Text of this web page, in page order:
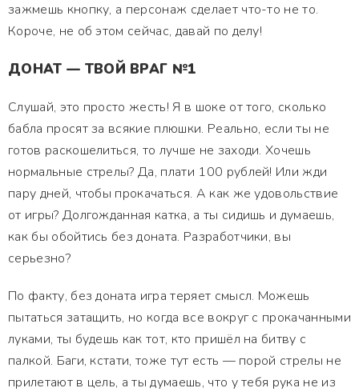
зажмешь кнопку, а персонаж сделает что-то не то.
Короче, не об этом сейчас, давай по делу!
ДОНАТ — ТВОЙ ВРАГ №1
Слушай, это просто жесть! Я в шоке от того, сколько
бабла просят за всякие плюшки. Реально, если ты не
готов раскошелиться, то лучше не заходи. Хочешь
нормальные стрелы? Да, плати 100 рублей! Или жди
пару дней, чтобы прокачаться. А как же удовольствие
от игры? Долгожданная катка, а ты сидишь и думаешь,
как бы обойтись без доната. Разработчики, вы
серьезно?
По факту, без доната игра теряет смысл. Можешь
пытаться затащить, но когда все вокруг с прокачанными
луками, ты будешь как тот, кто пришёл на битву с
палкой. Баги, кстати, тоже тут есть — порой стрелы не
прилетают в цель, а ты думаешь, что у тебя рука не из